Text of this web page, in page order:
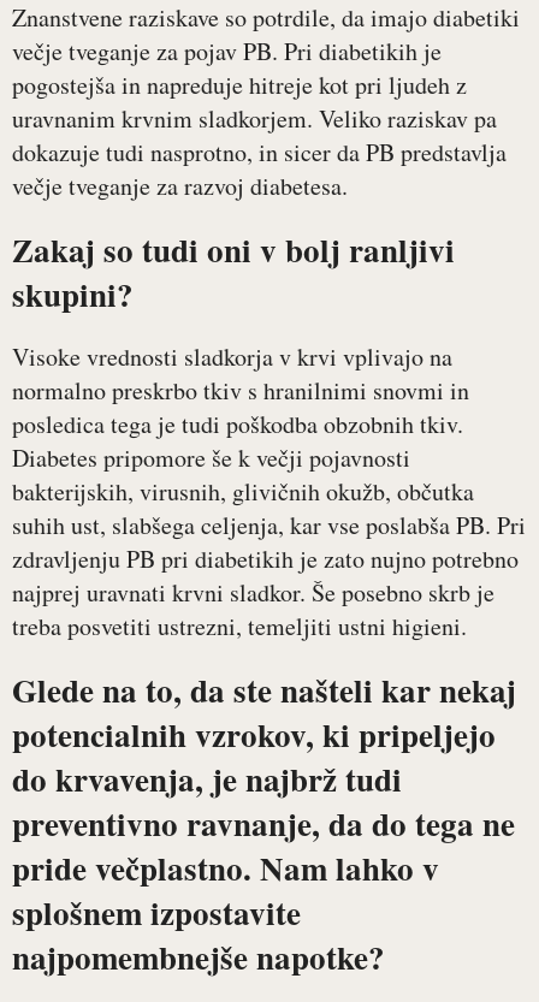
Znanstvene raziskave so potrdile, da imajo diabetiki
večje tveganje za pojav PB. Pri diabetikih je
pogostejša in napreduje hitreje kot pri ljudeh z
uravnanim krvnim sladkorjem. Veliko raziskav pa
dokazuje tudi nasprotno, in sicer da PB predstavlja
večje tveganje za razvoj diabetesa.
Zakaj so tudi oni v bolj ranljivi
skupini?
Visoke vrednosti sladkorja v krvi vplivajo na
normalno preskrbo tkiv s hranilnimi snovmi in
posledica tega je tudi poškodba obzobnih tkiv.
Diabetes pripomore še k večji pojavnosti
bakterijskih, virusnih, glivičnih okužb, občutka
suhih ust, slabšega celjenja, kar vse poslabša PB. Pri
zdravljenju PB pri diabetikih je zato nujno potrebno
najprej uravnati krvni sladkor. Še posebno skrb je
treba posvetiti ustrezni, temeljiti ustni higieni.
Glede na to, da ste našteli kar nekaj
potencialnih vzrokov, ki pripeljejo
do krvavenja, je najbrž tudi
preventivno ravnanje, da do tega ne
pride večplastno. Nam lahko v
splošnem izpostavite
najpomembnejše napotke?